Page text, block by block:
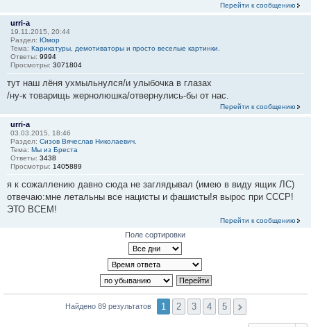
Перейти к сообщению
urri-a
19.11.2015, 20:44
Раздел: Юмор
Тема: Карикатуры, демотиваторы и просто веселые картинки.
Ответы: 9994
Просмотры: 3071804
тут наш лёня ухмыльнулся/и улыбочка в глазах
/ну-к товарищь жернолюшка/отвернулись-бы от нас.
Перейти к сообщению
urri-a
03.03.2015, 18:46
Раздел: Сизов Вячеслав Николаевич.
Тема: Мы из Бреста
Ответы: 3438
Просмотры: 1405889
я к сожаллению давно сюда не заглядывал (имею в виду ящик ЛС)
отвечаю:мне летальны все нацисты и фашисты!я вырос при СССР!
ЭТО ВСЕМ!
Перейти к сообщению
Поле сортировки
Найдено 89 результатов 1 2 3 4 5